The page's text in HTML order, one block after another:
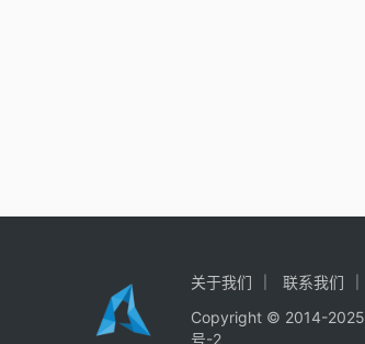
关于我们 联系我们
Copyright © 2014-2025
号-2